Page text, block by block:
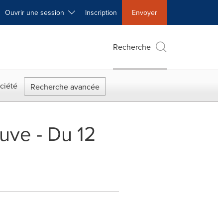
Ouvrir une session Inscription Envoyer
Recherche
Recherche avancée
- Du 12